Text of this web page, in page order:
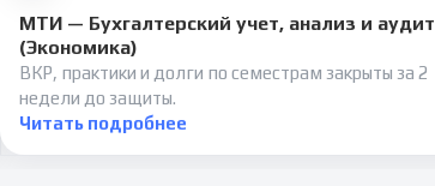
МТИ — Бухгалтерский учет, анализ и аудит
(Экономика)
ВКР, практики и долги по семестрам закрыты за 2
недели до защиты.
Читать подробнее